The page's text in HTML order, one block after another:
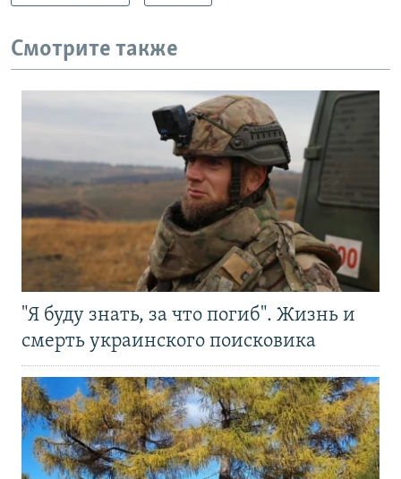
Смотрите также
"Я буду знать, за что погиб". Жизнь и
смерть украинского поисковика